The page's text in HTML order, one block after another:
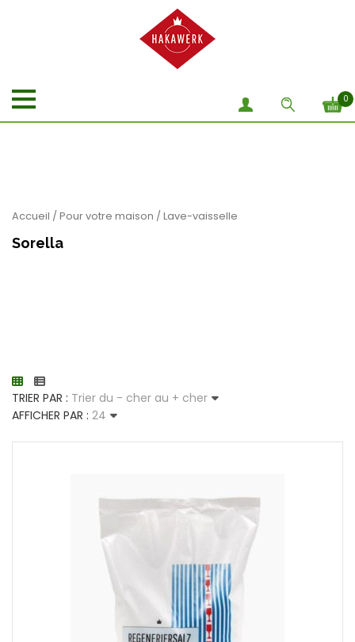
0
Accueil / Pour votre maison / Lave-vaisselle
Sorella
TRIER PAR : Trier du - cher au + cher
AFFICHER PAR : 24